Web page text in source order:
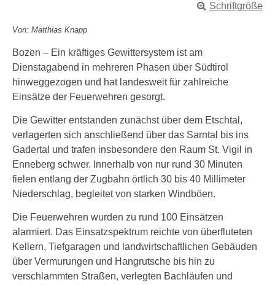
Schriftgröße
Von: Matthias Knapp
Bozen – Ein kräftiges Gewittersystem ist am
Dienstagabend in mehreren Phasen über Südtirol
hinweggezogen und hat landesweit für zahlreiche
Einsätze der Feuerwehren gesorgt.
Die Gewitter entstanden zunächst über dem Etschtal,
verlagerten sich anschließend über das Sarntal bis ins
Gadertal und trafen insbesondere den Raum St. Vigil in
Enneberg schwer. Innerhalb von nur rund 30 Minuten
fielen entlang der Zugbahn örtlich 30 bis 40 Millimeter
Niederschlag, begleitet von starken Windböen.
Die Feuerwehren wurden zu rund 100 Einsätzen
alarmiert. Das Einsatzspektrum reichte von überfluteten
Kellern, Tiefgaragen und landwirtschaftlichen Gebäuden
über Vermurungen und Hangrutsche bis hin zu
verschlammten Straßen, verlegten Bachläufen und